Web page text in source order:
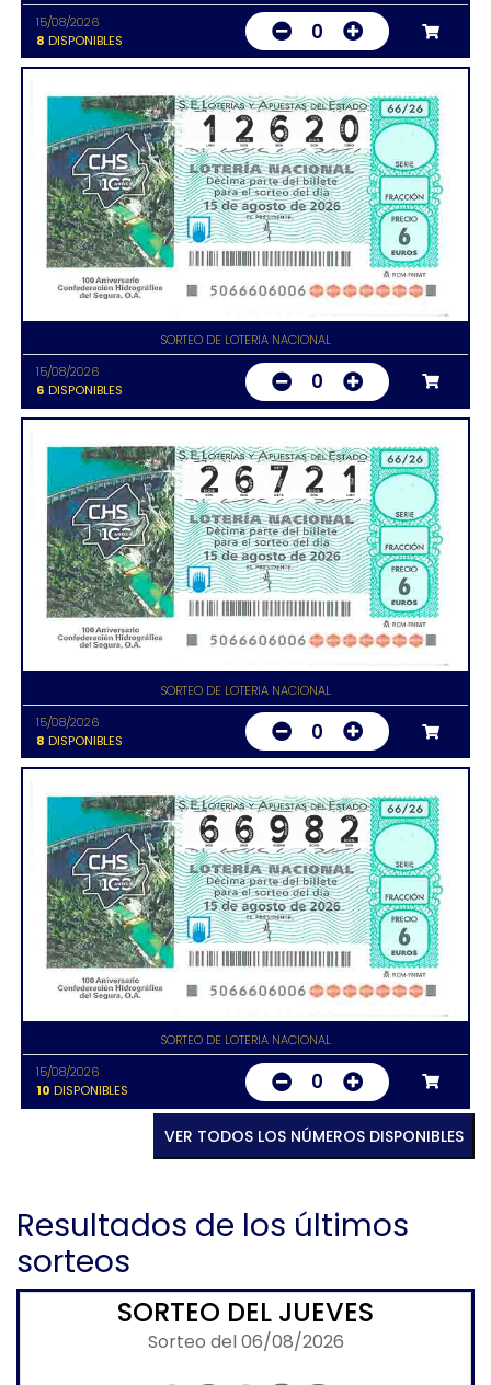
15/08/2026
8 DISPONIBLES 0
SORTEO DE LOTERIA NACIONAL
15/08/2026
6 DISPONIBLES 0
SORTEO DE LOTERIA NACIONAL
15/08/2026
8 DISPONIBLES 0
SORTEO DE LOTERIA NACIONAL
15/08/2026
10 DISPONIBLES 0
VER TODOS LOS NÚMEROS DISPONIBLES
Resultados de los últimos
sorteos
SORTEO DEL JUEVES
Sorteo del 06/08/2026